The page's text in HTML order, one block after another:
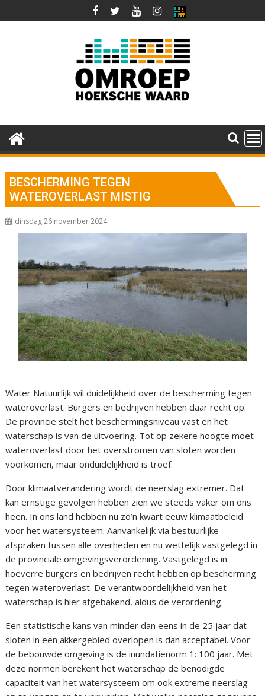
naar
BESCHERMING TEGEN
WATEROVERLAST MISTIG
dinsdag 26 november 2024
Water Natuurlijk wil duidelijkheid over de bescherming tegen
wateroverlast. Burgers en bedrijven hebben daar recht op.
De provincie stelt het beschermingsniveau vast en het
waterschap is van de uitvoering. Tot op zekere hoogte moet
wateroverlast door het overstromen van sloten worden
voorkomen, maar onduidelijkheid is troef.
Door klimaatverandering wordt de neerslag extremer. Dat
kan ernstige gevolgen hebben zien we steeds vaker om ons
heen. In ons land hebben nu zo’n kwart eeuw klimaatbeleid
voor het watersysteem. Aanvankelijk via bestuurlijke
afspraken tussen alle overheden en nu wettelijk vastgelegd in
de provinciale omgevingsverordening. Vastgelegd is in
hoeverre burgers en bedrijven recht hebben op bescherming
tegen wateroverlast. De verantwoordelijkheid van het
waterschap is hier afgebakend, aldus de verordening.
Een statistische kans van minder dan eens in de 25 jaar dat
sloten in een akkergebied overlopen is dan acceptabel. Voor
de bebouwde omgeving is de inundatienorm 1: 100 jaar. Met
deze normen berekent het waterschap de benodigde
capaciteit van het watersysteem om ook extreme neerslag